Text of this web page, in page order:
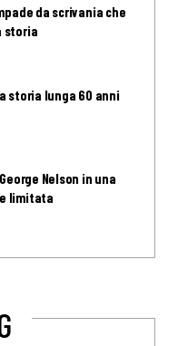
da scrivania che
storia
storia lunga 60 anni
Nelson in una
limitata